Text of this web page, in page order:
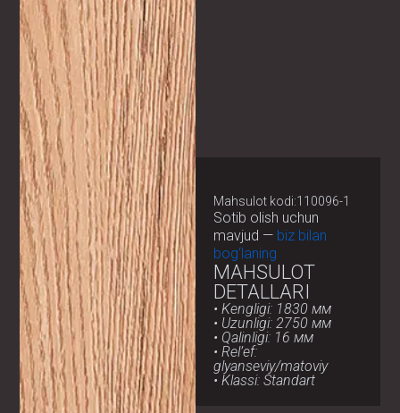
Mahsulot kodi:110096-1
Sotib olish uchun
mavjud — biz bilan
bog‘laning
MAHSULOT
DETALLARI
• Kengligi: 1830 мм
• Uzunligi: 2750 мм
• Qalinligi: 16 мм
• Rel’ef:
glyanseviy/matoviy
• Klassi: Standart